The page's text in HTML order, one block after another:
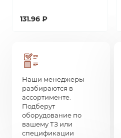
131.96 ₽
Наши менеджеры
разбираются в
ассортименте.
Подберут
оборудование по
вашему ТЗ или
спецификации